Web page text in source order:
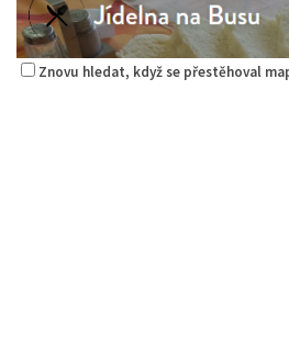
Znovu hledat, když se přestěhoval